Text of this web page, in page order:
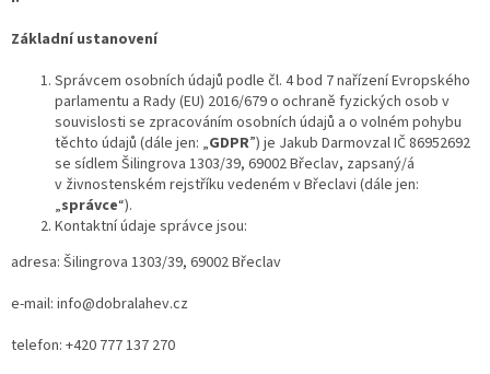
Základní ustanovení
Správcem osobních údajů podle čl. 4 bod 7 nařízení Evropského
parlamentu a Rady (EU) 2016/679 o ochraně fyzických osob v
souvislosti se zpracováním osobních údajů a o volném pohybu
těchto údajů (dále jen: „GDPR”) je Jakub Darmovzal IČ 86952692
se sídlem Šilingrova 1303/39, 69002 Břeclav, zapsaný/á
v živnostenském rejstříku vedeném v Břeclavi (dále jen:
„správce“).
Kontaktní údaje správce jsou:
adresa: Šilingrova 1303/39, 69002 Břeclav
e-mail: info@dobralahev.cz
telefon: +420 777 137 270